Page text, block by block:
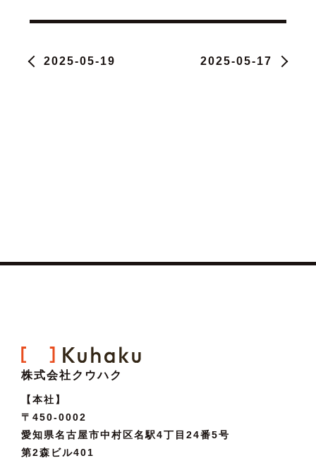
2025-05-19 2025-05-17
株式会社クウハク
【本社】
〒450-0002
愛知県名古屋市中村区名駅4丁目24番5号
第2森ビル401